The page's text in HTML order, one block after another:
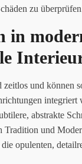
zu
in
zeitlos und können
integriert
abstrakte
Tradition und
opulenten,